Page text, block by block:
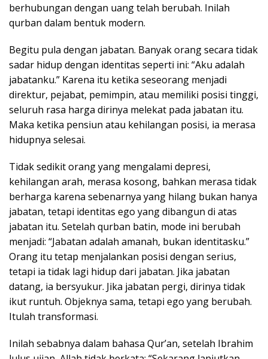
berhubungan dengan uang telah berubah. Inilah
qurban dalam bentuk modern.
Begitu pula dengan jabatan. Banyak orang secara tidak
sadar hidup dengan identitas seperti ini: “Aku adalah
jabatanku.” Karena itu ketika seseorang menjadi
direktur, pejabat, pemimpin, atau memiliki posisi tinggi,
seluruh rasa harga dirinya melekat pada jabatan itu.
Maka ketika pensiun atau kehilangan posisi, ia merasa
hidupnya selesai.
Tidak sedikit orang yang mengalami depresi,
kehilangan arah, merasa kosong, bahkan merasa tidak
berharga karena sebenarnya yang hilang bukan hanya
jabatan, tetapi identitas ego yang dibangun di atas
jabatan itu. Setelah qurban batin, mode ini berubah
menjadi: “Jabatan adalah amanah, bukan identitasku.”
Orang itu tetap menjalankan posisi dengan serius,
tetapi ia tidak lagi hidup dari jabatan. Jika jabatan
datang, ia bersyukur. Jika jabatan pergi, dirinya tidak
ikut runtuh. Objeknya sama, tetapi ego yang berubah.
Itulah transformasi.
Inilah sebabnya dalam bahasa Qur’an, setelah Ibrahim